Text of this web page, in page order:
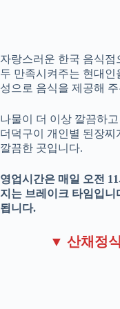
자랑스러운 한국 음식점
두 만족시켜주는 현대인
성으로 음식을 제공해
나물이 더 이상 깔끔하
더덕구이 개인별 된장
깔끔한 곳입니다.
영업시간은 매일 오전
지는 브레이크 타임입니
됩니다.
▼ 산채정